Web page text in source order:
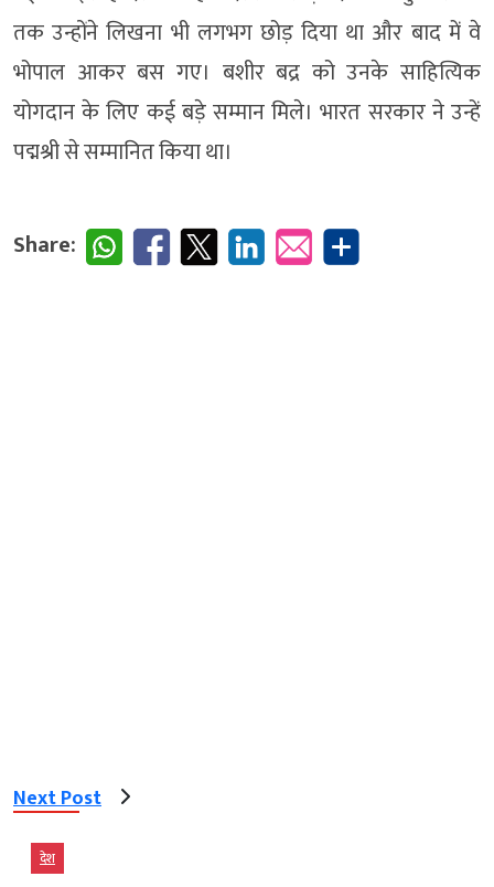
तक उन्होंने लिखना भी लगभग छोड़ दिया था और बाद में वे
भोपाल आकर बस गए। बशीर बद्र को उनके साहित्यिक
योगदान के लिए कई बड़े सम्मान मिले। भारत सरकार ने उन्हें
पद्मश्री से सम्मानित किया था।
Share:
Next Post
देश